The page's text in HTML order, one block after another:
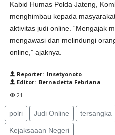
Kabid Humas Polda Jateng,
menghimbau kepada
aktivitas judi online. “Mengajak
mengawasi dan melindungi
online,” ajaknya.
Reporter: Insetyonoto
Editor: Bernadetta Febriana
21
polri Judi Online tersangka
Kejaksaaan Negeri